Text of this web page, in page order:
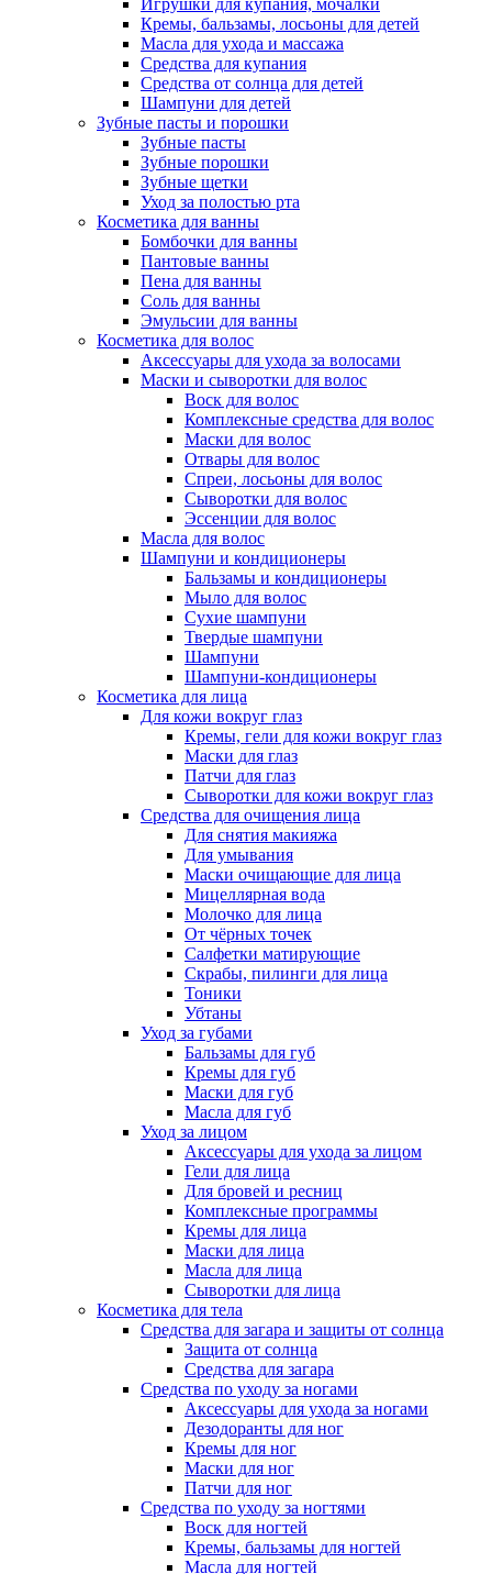
Игрушки для купания, мочалки
Кремы, бальзамы, лосьоны для детей
Масла для ухода и массажа
Средства для купания
Средства от солнца для детей
Шампуни для детей
Зубные пасты и порошки
Зубные пасты
Зубные порошки
Зубные щетки
Уход за полостью рта
Косметика для ванны
Бомбочки для ванны
Пантовые ванны
Пена для ванны
Соль для ванны
Эмульсии для ванны
Косметика для волос
Аксессуары для ухода за волосами
Маски и сыворотки для волос
Воск для волос
Комплексные средства для волос
Маски для волос
Отвары для волос
Спреи, лосьоны для волос
Сыворотки для волос
Эссенции для волос
Масла для волос
Шампуни и кондиционеры
Бальзамы и кондиционеры
Мыло для волос
Сухие шампуни
Твердые шампуни
Шампуни
Шампуни-кондиционеры
Косметика для лица
Для кожи вокруг глаз
Кремы, гели для кожи вокруг глаз
Маски для глаз
Патчи для глаз
Сыворотки для кожи вокруг глаз
Средства для очищения лица
Для снятия макияжа
Для умывания
Маски очищающие для лица
Мицеллярная вода
Молочко для лица
От чёрных точек
Салфетки матирующие
Скрабы, пилинги для лица
Тоники
Убтаны
Уход за губами
Бальзамы для губ
Кремы для губ
Маски для губ
Масла для губ
Уход за лицом
Аксессуары для ухода за лицом
Гели для лица
Для бровей и ресниц
Комплексные программы
Кремы для лица
Маски для лица
Масла для лица
Сыворотки для лица
Косметика для тела
Средства для загара и защиты от солнца
Защита от солнца
Средства для загара
Средства по уходу за ногами
Аксессуары для ухода за ногами
Дезодоранты для ног
Кремы для ног
Маски для ног
Патчи для ног
Средства по уходу за ногтями
Воск для ногтей
Кремы, бальзамы для ногтей
Масла для ногтей